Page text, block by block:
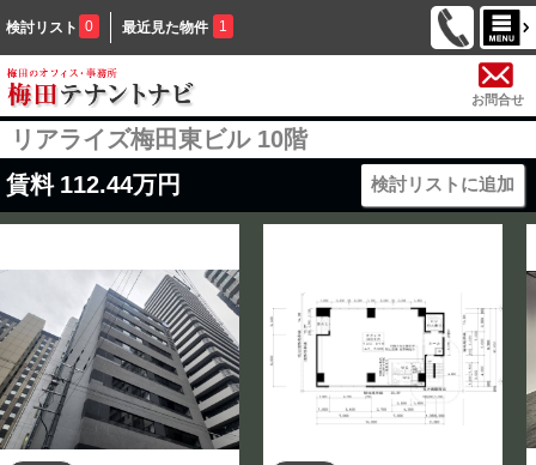
検討リスト 0 最近見た物件 1
お問合せ
リアライズ梅田東ビル 10階
賃料 112.44万円 検討リストに追加